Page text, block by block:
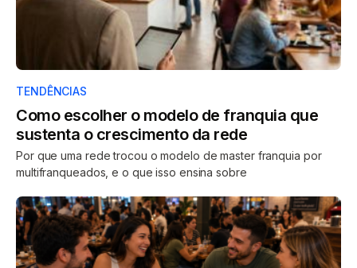
TENDÊNCIAS
Como escolher o modelo de franquia que
sustenta o crescimento da rede
Por que uma rede trocou o modelo de master franquia por
multifranqueados, e o que isso ensina sobre